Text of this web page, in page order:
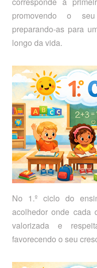
promovendo o
preparando-as para
longo da vida.
No 1.º ciclo do
acolhedor onde cada
valorizada e
favorecendo o seu